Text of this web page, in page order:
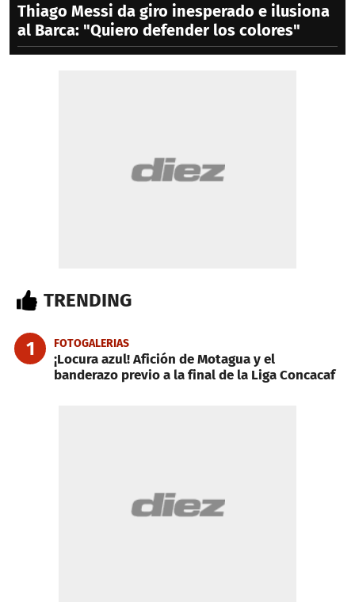
Thiago Messi da giro inesperado e ilusiona
al Barca: "Quiero defender los colores"
TRENDING
1 FOTOGALERIAS
¡Locura azul! Afición de Motagua y el
banderazo previo a la final de la Liga Concacaf